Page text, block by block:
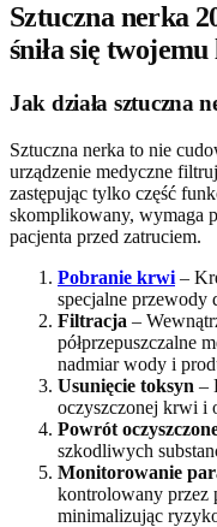
Sztuczna nerka
śniła się
Jak działa sztuczna
Sztuczna nerka to nie
urządzenie medyczne
zastępując tylko część
skomplikowany, wymaga
pacjenta przed zatruciem.
Pobranie krwi –
specjalne przewody
Filtracja –
półprzepuszczalne
nadmiar wody i
Usunięcie toksyn –
oczyszczonej krwi i
Powrót
szkodliwych
Monitorowanie
kontrolowany przez
minimalizując